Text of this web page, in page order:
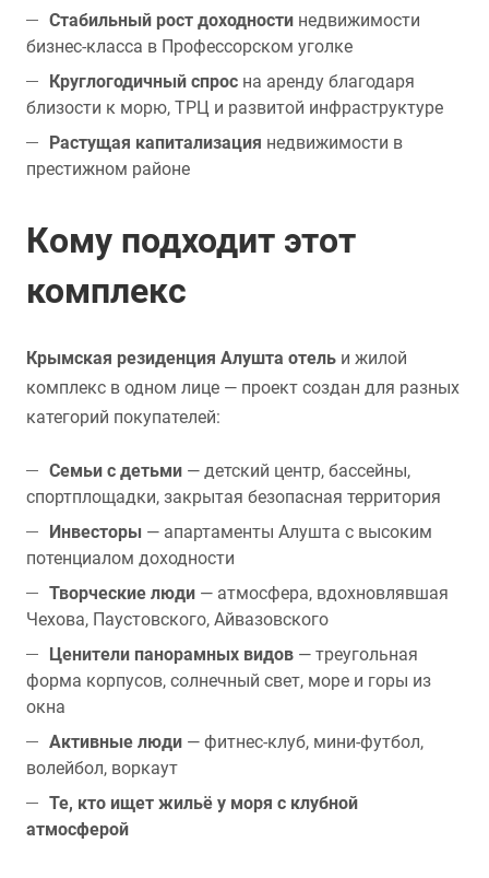
Стабильный рост доходности недвижимости
бизнес-класса в Профессорском уголке
Круглогодичный спрос на аренду благодаря
близости к морю, ТРЦ и развитой инфраструктуре
Растущая капитализация недвижимости в
престижном районе
Кому подходит этот
комплекс
Крымская резиденция Алушта отель и жилой
комплекс в одном лице — проект создан для разных
категорий покупателей:
Семьи с детьми — детский центр, бассейны,
спортплощадки, закрытая безопасная территория
Инвесторы — апартаменты Алушта с высоким
потенциалом доходности
Творческие люди — атмосфера, вдохновлявшая
Чехова, Паустовского, Айвазовского
Ценители панорамных видов — треугольная
форма корпусов, солнечный свет, море и горы из
окна
Активные люди — фитнес-клуб, мини-футбол,
волейбол, воркаут
Те, кто ищет жильё у моря с клубной
атмосферой